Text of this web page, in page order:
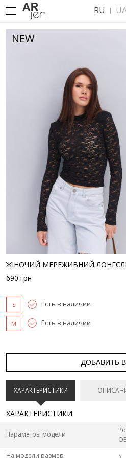
RU
NEW
ЖІНОЧИЙ МЕРЕЖИВНИЙ
690 грн
S Есть в наличии
M Есть в наличии
ДОБАВИТЬ
ХАРАКТЕРИСТИКИ
ХАРАКТЕРИСТИКИ
Параметры модели
На модели размер